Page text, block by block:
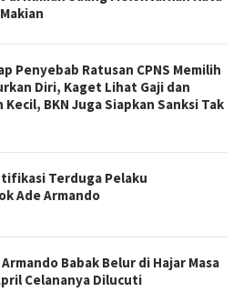
Penyebab Ratusan CPNS Memilih
Diri, Kaget Lihat Gaji dan
Kecil, BKN Juga Siapkan Sanksi Tak
Terduga Pelaku
Ade Armando
Babak Belur di Hajar Masa
Celananya Dilucuti